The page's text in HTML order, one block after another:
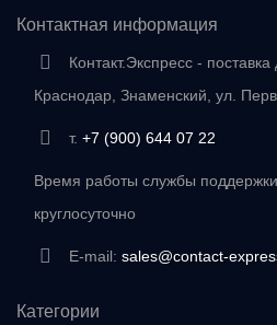
Контактная информация
Контакт.Экспресс -
Краснодар, Знаменский, ул.
т. +7 (900) 644 07 22
Время работы службы
круглосуточно
E-mail: sales@contact-
Категории